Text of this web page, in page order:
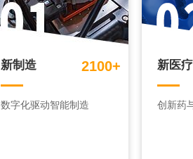
新制造 2100+
数字化驱动智能制造
新医疗
创新药